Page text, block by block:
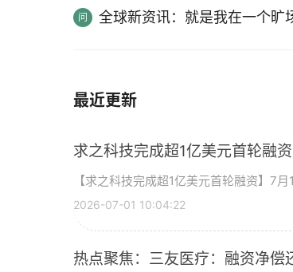
全球新资讯：就是我在一个旷
最近更新
求之科技完成超1亿美元首轮融
【求之科技完成超1亿美元首轮融资】7
2026-07-01 10:04:22
热点聚焦：三友医疗：融资净